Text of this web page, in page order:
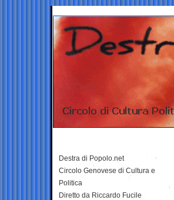
Destra di Popolo.net
Circolo Genovese di Cultura e
Politica
Diretto da Riccardo Fucile